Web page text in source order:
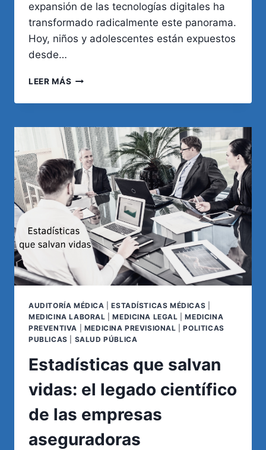
expansión de las tecnologías digitales ha
transformado radicalmente este panorama.
Hoy, niños y adolescentes están expuestos
desde…
LEER MÁS LUDOPATÍA
NIÑOS
ADOLESCENTES:
LA
NUEVA
AMENAZA
DIGITAL
DESDE
LA
PRIMERA
INFANCIA
AUDITORÍA MÉDICA |ESTADÍSTICAS MÉDICAS
MEDICINA LABORAL |MEDICINA LEGAL |MEDICINA
PREVENTIVA
MEDICINA PREVISIONAL |POLITICAS
PUBLICAS
SALUD PÚBLICA
Estadísticas que salvan
vidas: el legado científico
de las empresas
aseguradoras